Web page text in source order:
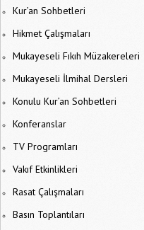
Kur’an Sohbetleri
Hikmet Çalışmaları
Mukayeseli Fıkıh Müzakereleri
Mukayeseli İlmihal Dersleri
Konulu Kur’an Sohbetleri
Konferanslar
TV Programları
Vakıf Etkinlikleri
Rasat Çalışmaları
Basın Toplantıları